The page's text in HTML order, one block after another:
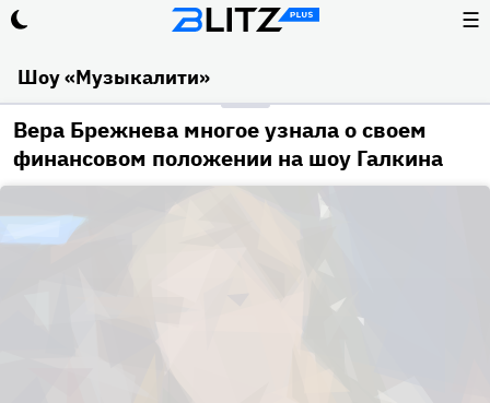
☰
Шоу «Музыкалити»
Вера Брежнева многое узнала о своем
финансовом положении на шоу Галкина